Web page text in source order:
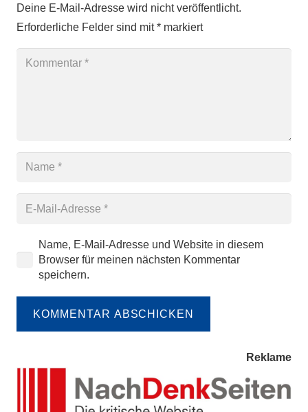
Deine E-Mail-Adresse wird nicht veröffentlicht.
Erforderliche Felder sind mit* markiert
Name, E-Mail-Adresse und Website in diesem
Browser für meinen nächsten Kommentar
speichern.
KOMMENTAR ABSCHICKEN
Reklame